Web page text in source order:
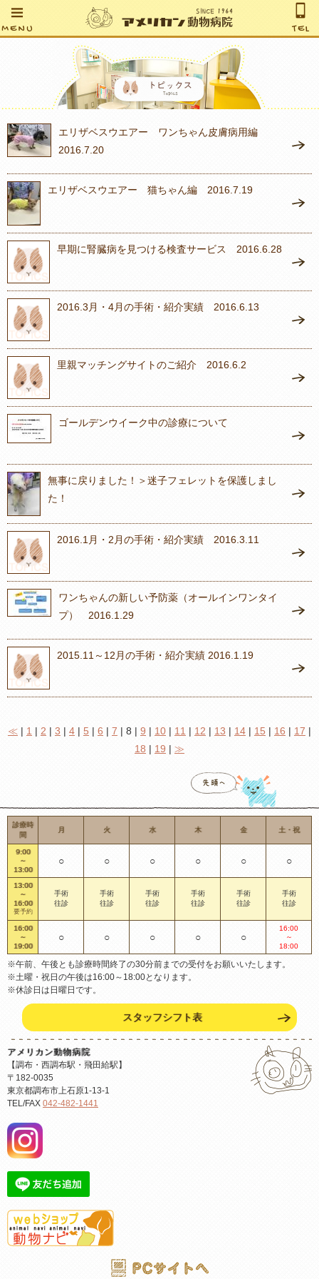
MENU TEL
エリザベスウエアー ワンちゃん皮膚病用編
2016.7.20
エリザベスウエアー 猫ちゃん編 2016.7.19
早期に腎臓病を見つける検査サービス 2016.6.28
2016.3月・4月の手術・紹介実績 2016.6.13
里親マッチングサイトのご紹介 2016.6.2
ゴールデンウイーク中の診療について
無事に戻りました！＞迷子フェレットを保護しまし
た！
2016.1月・2月の手術・紹介実績 2016.3.11
ワンちゃんの新しい予防薬（オールインワンタイ
プ） 2016.1.29
2015.11～12月の手術・紹介実績 2016.1.19
≪ | 1 | 2 | 3 | 4 | 5 | 6 | 7 | 8 | 9 | 10 | 11 | 12 | 13 | 14 | 15 | 16 | 17 |
18 | 19 | ≫
診療時
間
月 火 水 木 金 土・祝
9:00
～
13:00
○ ○ ○ ○ ○ ○
13:00
～
16:00
要予約
手術
往診
手術
往診
手術
往診
手術
往診
手術
往診
手術
往診
16:00
～
19:00
○ ○ ○ ○ ○
16:00
～
18:00
※午前、午後とも診療時間終了の30分前までの受付をお願いいたします。
※土曜・祝日の午後は16:00～18:00となります。
※休診日は日曜日です。
スタッフシフト表
アメリカン動物病院
【調布・西調布駅・飛田給駅】
〒182-0035
東京都調布市上石原1-13-1
TEL/FAX 042-482-1441